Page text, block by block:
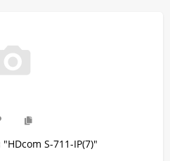
S-711-IP(7)"